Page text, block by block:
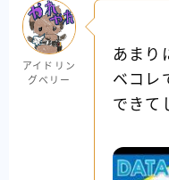
アイドリン
グベリー
あまり
ベコレ
できて